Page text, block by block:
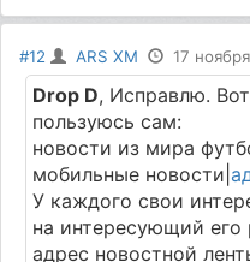
#12 ARS XM 17
Drop D, Исправлю.
пользуюсь сам:
новости из мира
мобильные новости|
У каждого свои
на интересующий его
адрес новостной